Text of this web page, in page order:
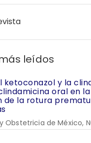
leídos
ketoconazol y la
oral en la
de la rotura
Obstetricia de México,